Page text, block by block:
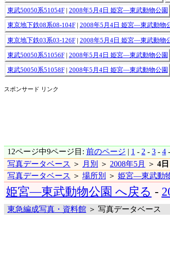
東武50050系51054F| 2008年5月4日 姫宮―東武動物公園
東京地下鉄08系08-104F| 2008年5月4日 姫宮―東武動物
東京地下鉄03系03-126F| 2008年5月4日 姫宮―東武動物
東武50050系51056F| 2008年5月4日 姫宮―東武動物公園
東武50050系51058F| 2008年5月4日 姫宮―東武動物公園
スポンサード リンク
12ページ中9ページ目: 前のページ | 1 - 2 - 3 - 4 -
写真データベース ＞ 月別 ＞ 2008年5月 ＞ 4
写真データベース ＞ 場所別 ＞ 姫宮―東武動
姫宮―東武動物公園 へ戻る -
東急編成写真・資料館 ＞ 写真データベース